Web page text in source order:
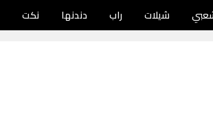
شيلات راب دندنها نكت